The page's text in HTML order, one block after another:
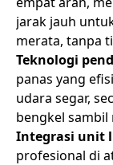
jarak jauh
merata, tanpa
Teknologi
panas yang
udara segar,
bengkel
Integrasi unit
profesional di